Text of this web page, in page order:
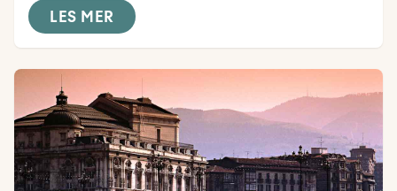
LES MER